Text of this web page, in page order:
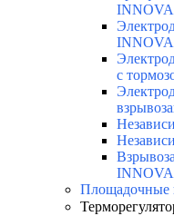
с
Площадочные